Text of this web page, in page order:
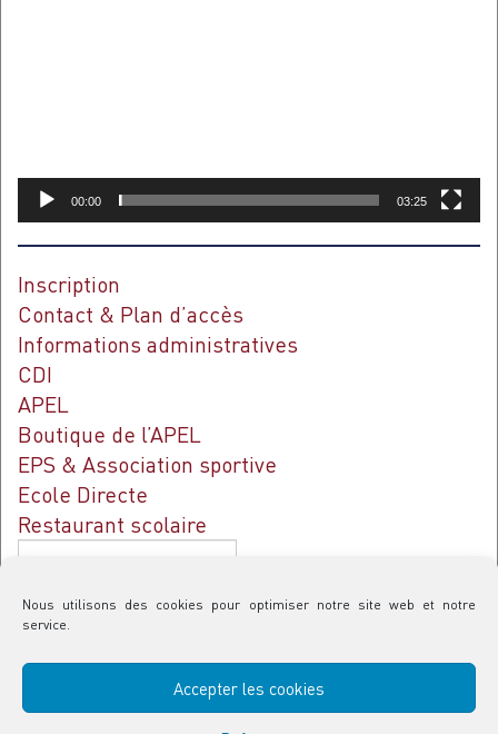
Nous utilisons des cookies pour optimiser notre site web et notre
service.
Accepter les cookies
00:00 03:25
Inscription
Contact & Plan d’accès
Informations administratives
CDI
APEL
Boutique de l’APEL
EPS & Association sportive
Ecole Directe
Restaurant scolaire
Politique de confidentialité